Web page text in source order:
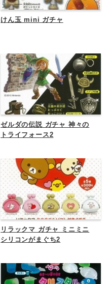
けん玉 mini ガチャ
ゼルダの伝説 ガチャ 神々の
トライフォース2
リラックマ ガチャ ミニミニ
シリコンがまぐち2